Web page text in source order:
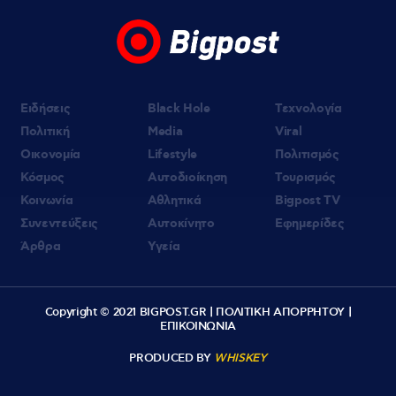
Ειδήσεις
Πολιτική
Οικονομία
Κόσμος
Κοινωνία
Συνεντεύξεις
Άρθρα
Black Hole
Media
Lifestyle
Αυτοδιοίκηση
Αθλητικά
Αυτοκίνητο
Υγεία
Τεχνολογία
Viral
Πολιτισμός
Τουρισμός
Bigpost TV
Εφημερίδες
Copyright © 2021 BIGPOST.GR | ΠΟΛΙΤΙΚΗ ΑΠΟΡΡΗΤΟΥ|
ΕΠΙΚΟΙΝΩΝΙΑ
PRODUCED BY WHISKEY